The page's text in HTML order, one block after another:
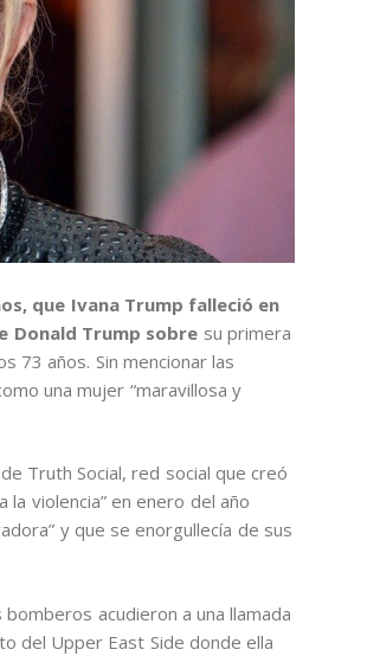
que Ivana Trump falleció en
Donald Trump sobre su primera
73 años. Sin mencionar las
una mujer “maravillosa y
Truth Social, red social que creó
la violencia” en enero del año
y que se enorgullecía de sus
acudieron a una llamada
del Upper East Side donde ella